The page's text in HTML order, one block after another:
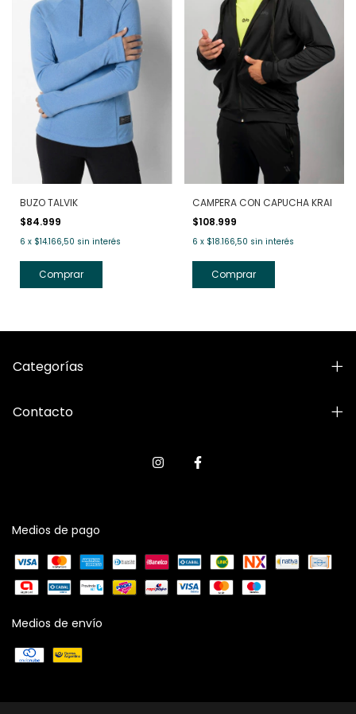
BUZO TALVIK
$84.999
6 x $14.166,50 sin interés
Comprar
CAMPERA CON CAPUCHA KRAI
$108.999
6 x $18.166,50 sin interés
Comprar
Categorías
Contacto
Medios de pago
Medios de envío